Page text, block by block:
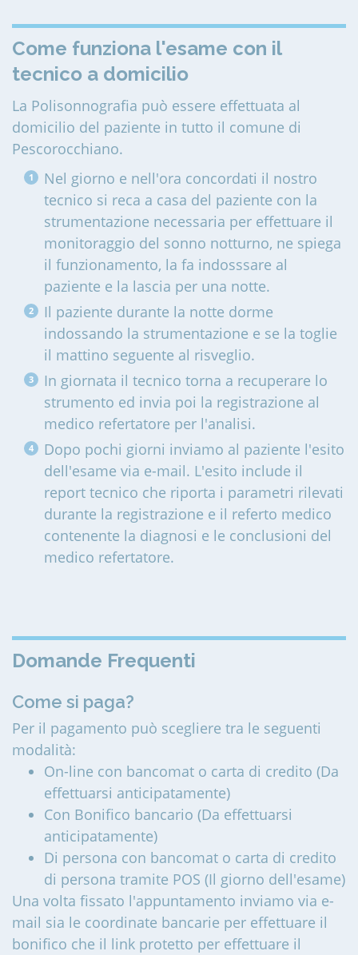
Come funziona l'esame con il
tecnico a domicilio
La Polisonnografia può essere effettuata al
domicilio del paziente in tutto il comune di
Pescorocchiano.
Nel giorno e nell'ora concordati il nostro
tecnico si reca a casa del paziente con la
strumentazione necessaria per effettuare il
monitoraggio del sonno notturno, ne spiega
il funzionamento, la fa indosssare al
paziente e la lascia per una notte.
Il paziente durante la notte dorme
indossando la strumentazione e se la toglie
il mattino seguente al risveglio.
In giornata il tecnico torna a recuperare lo
strumento ed invia poi la registrazione al
medico refertatore per l'analisi.
Dopo pochi giorni inviamo al paziente l'esito
dell'esame via e-mail. L'esito include il
report tecnico che riporta i parametri rilevati
durante la registrazione e il referto medico
contenente la diagnosi e le conclusioni del
medico refertatore.
Domande Frequenti
Come si paga?
Per il pagamento può scegliere tra le seguenti
modalità:
On-line con bancomat o carta di credito (Da
effettuarsi anticipatamente)
Con Bonifico bancario (Da effettuarsi
anticipatamente)
Di persona con bancomat o carta di credito
di persona tramite POS (Il giorno dell'esame)
Una volta fissato l'appuntamento inviamo via e-
mail sia le coordinate bancarie per effettuare il
bonifico che il link protetto per effettuare il